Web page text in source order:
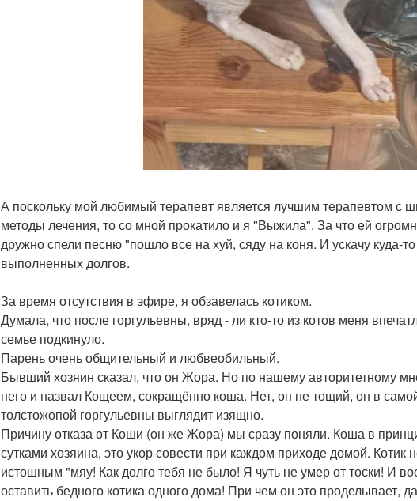
А поскольку мой любимый терапевт является лучшим терапевтом с
методы лечения, то со мной прокатило и я "Выжила". За что ей
дружно спели песню "пошло все на хуй, сяду на коня. И ускачу куда-
выполненных долгов.
За время отсутствия в эфире, я обзавелась котиком.
Думала, что после горгульевны, вряд - ли кто-то из котов меня
семье подкинуло.
Парень очень общительный и любвеобильный.
Бывший хозяин сказал, что он Жора. Но по нашему авторитетному
него и назвал Кощеем, сокращённо коша. Нет, он не тощий, он в
толстожопой горгульевны выглядит изящно.
Причину отказа от Коши (он же Жора) мы сразу поняли. Коша в
сутками хозяина, это укор совести при каждом приходе домой. Котик
истошным "мяу! Как долго тебя не было! Я чуть не умер от тоски! И
оставить бедного котика одного дома! При чем он это проделывает,